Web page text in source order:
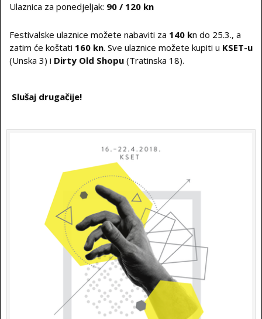
Ulaznica za ponedjeljak: 90 / 120 kn
Festivalske ulaznice možete nabaviti za 140 kn do 25.3., a
zatim će koštati 160 kn. Sve ulaznice možete kupiti u KSET-u
(Unska 3) i Dirty Old Shopu (Tratinska 18).
Slušaj drugačije!